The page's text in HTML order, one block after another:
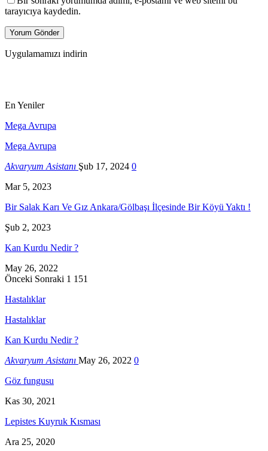
tarayıcıya kaydedin.
Uygulamamızı indirin
En Yeniler
Mega Avrupa
Mega Avrupa
Akvaryum Asistanı Şub 17, 2024 0
Mar 5, 2023
Bir Salak Karı Ve Gız Ankara/Gölbaşı İlçesinde Bir Köyü Yaktı !
Şub 2, 2023
Kan Kurdu Nedir ?
May 26, 2022
Önceki Sonraki 1 151
Hastalıklar
Hastalıklar
Kan Kurdu Nedir ?
Akvaryum Asistanı May 26, 2022 0
Göz fungusu
Kas 30, 2021
Lepistes Kuyruk Kısması
Ara 25, 2020